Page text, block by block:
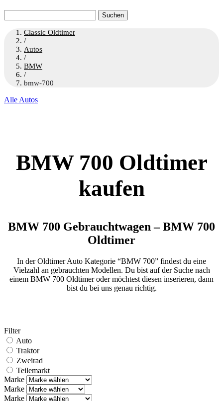
nach:
Classic Oldtimer
/
Autos
/
BMW
/
bmw-700
Alle Autos
BMW 700 Oldtimer
kaufen
BMW 700 Gebrauchtwagen – BMW 700
Oldtimer
In der Oldtimer Auto Kategorie “BMW 700” findest du eine
Vielzahl an gebrauchten Modellen. Du bist auf der Suche nach
einem BMW 700 Oldtimer oder möchtest diesen inserieren, dann
bist du bei uns genau richtig.
Filter
Auto
Traktor
Zweirad
Teilemarkt
Marke
Marke
Marke